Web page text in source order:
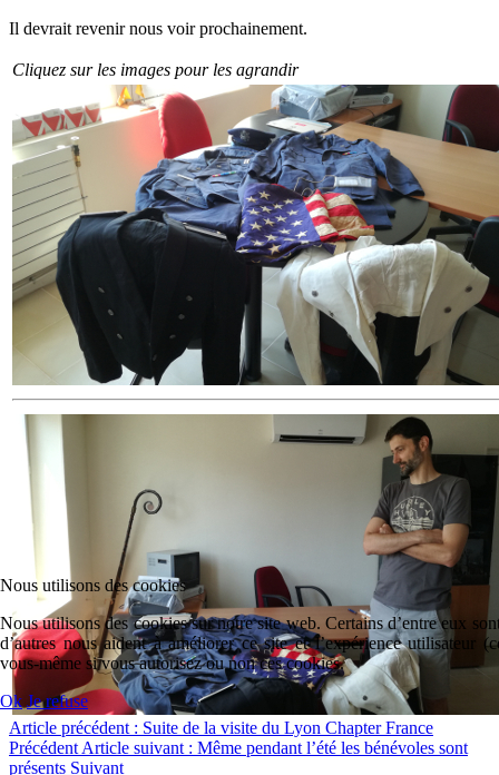
Il devrait revenir nous voir prochainement.
Cliquez sur les images pour les agrandir
Article précédent : Suite de la visite du Lyon Chapter France
Précédent Article suivant : Même pendant l’été les bénévoles sont
présents Suivant
Nous utilisons des cookies
Nous utilisons des cookies sur notre site web. Certains d’entre eux
d’autres nous aident à améliorer ce site et l’expérience utilisateur
vous-même si vous autorisez ou non ces cookies.
Ok Je refuse